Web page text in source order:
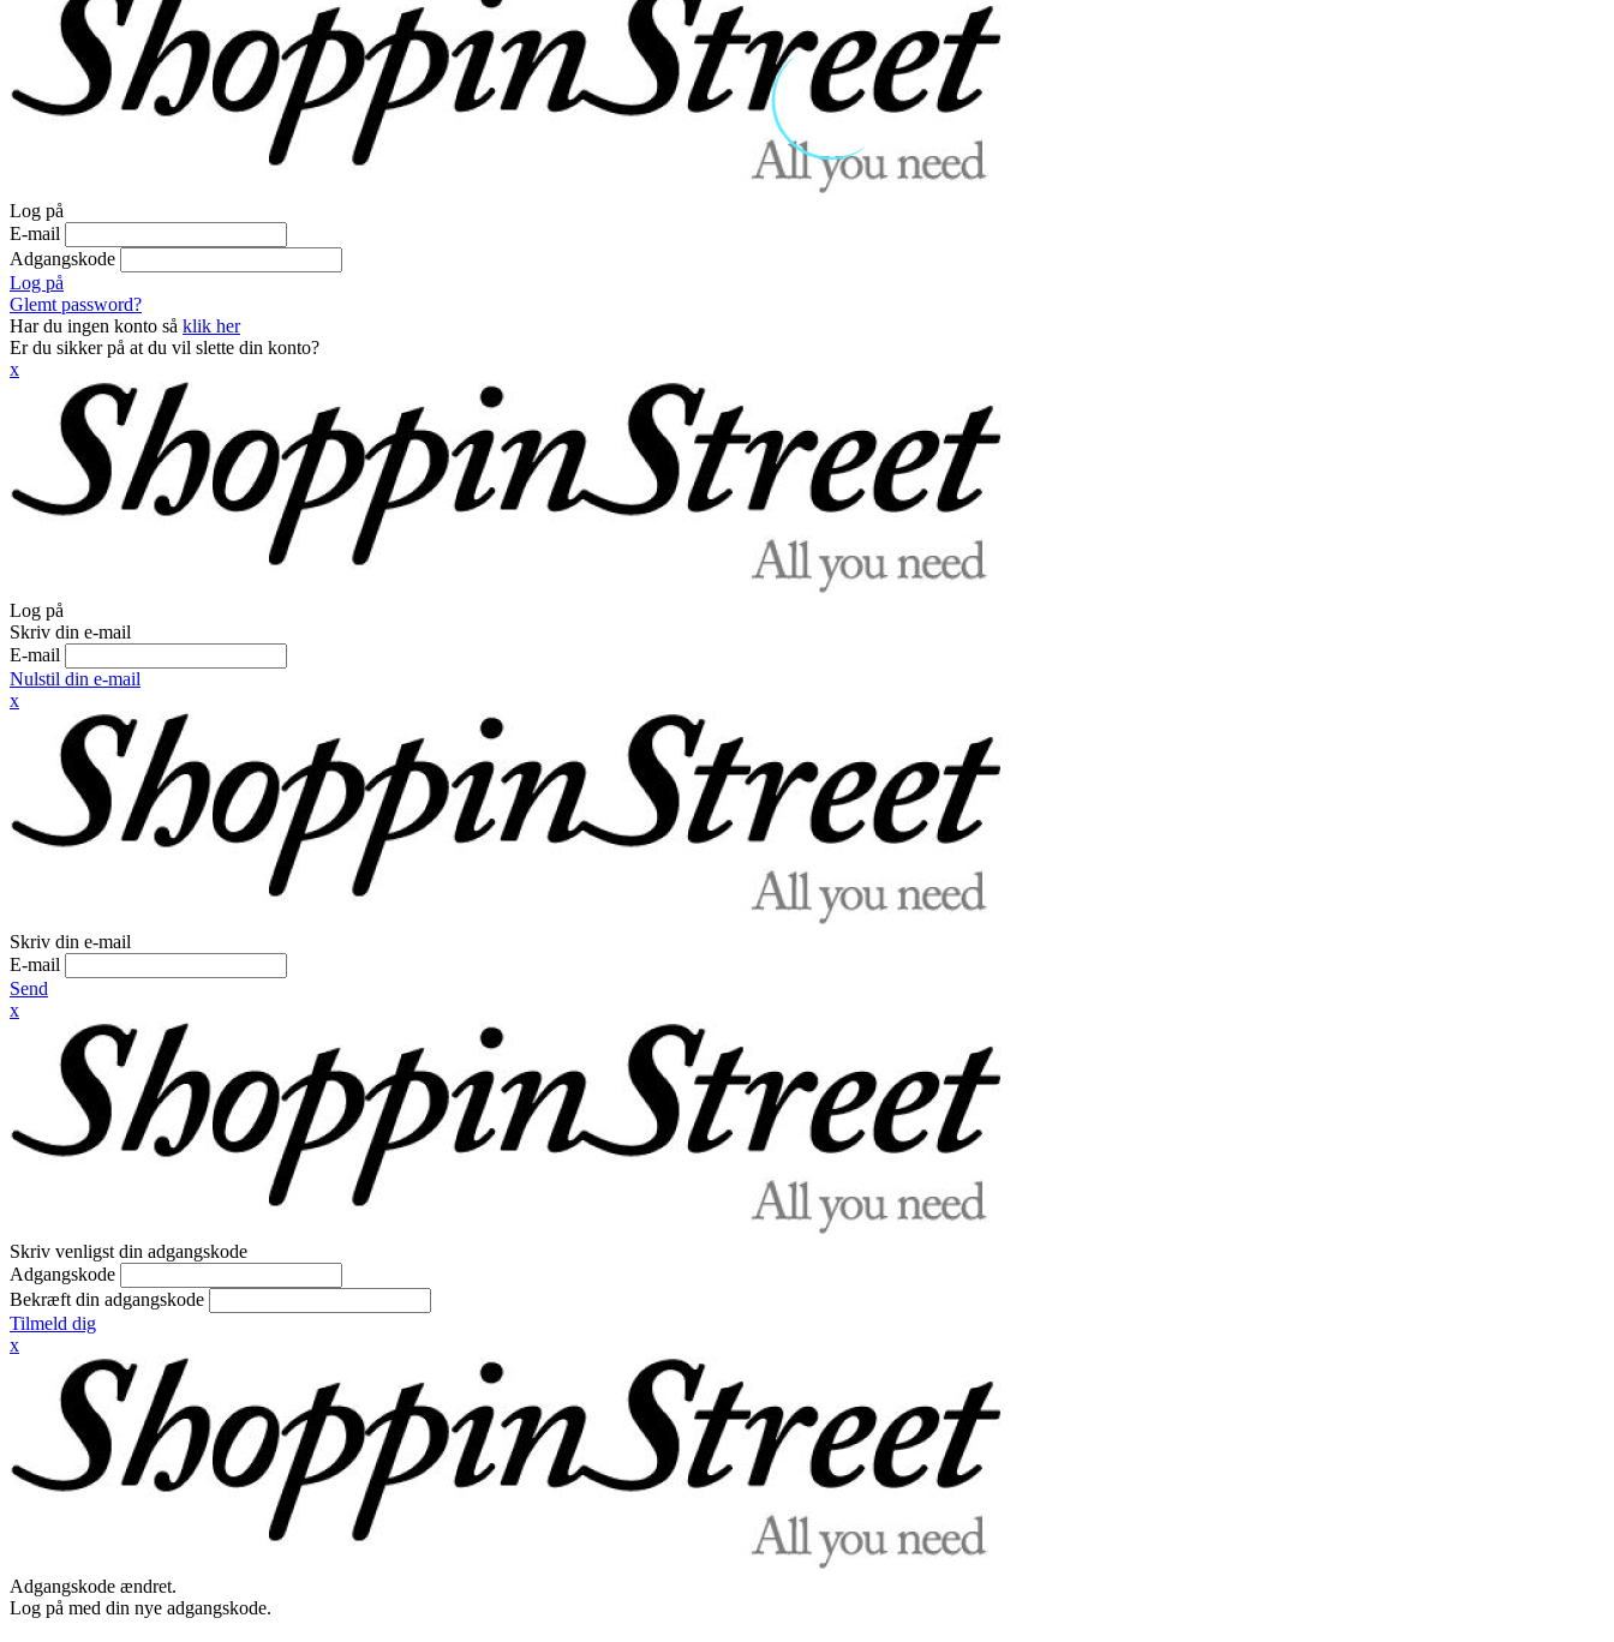
Log på
E-mail
Adgangskode
Log på
Glemt password?
Har du ingen konto så klik her
Er du sikker på at du vil slette din konto?
x
Log på
Skriv din e-mail
E-mail
Nulstil din e-mail
x
Skriv din e-mail
E-mail
Send
x
Skriv venligst din adgangskode
Adgangskode
Bekræft din adgangskode
Tilmeld dig
x
Adgangskode ændret.
Log på med din nye adgangskode.